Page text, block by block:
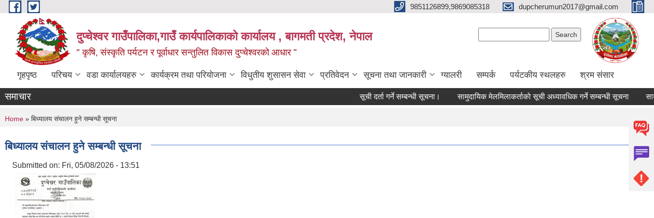
Skip to main content 9851126899,9869085318 dupcherumun2017@gmail.com
दुप्चेश्वर गाउँपालिका,गाउँ कार्यपालिकाको कार्यालय , बागमती प्रदेश, नेपाल
" कृषि, संस्कृति पर्यटन र पूर्वाधार सन्तुलित विकास दुप्चेश्वरको आधार "
गृहपृष्ठ परिचय वडा कार्यालयहरु कार्यक्रम तथा परियोजना विधुतीय शुसासन सेवा प्रतिवेदन सूचना तथा जानकारी ग्यालरी सम्पर्क पर्यटकीय स्थलहरु श्रम संसार
समाचार सूची दर्ता गर्ने सम्बन्धी सूचना। सामुदायिक मेलमिलाकर्ताको सूची अध्यावधिक गर्ने सम्बन्धी सूचना सामाजिक
You are here
Home » बिध्यालय संचालन हुने सम्बन्धी सूचना
बिध्यालय संचालन हुने सम्बन्धी सूचना
Submitted on: Fri, 05/08/2026 - 13:51